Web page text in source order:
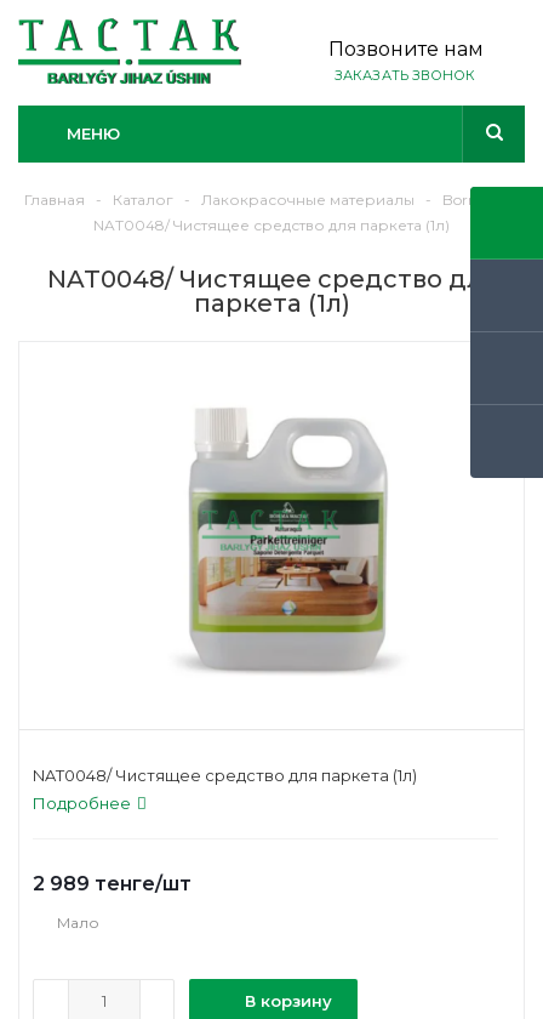
Позвоните нам
ЗАКАЗАТЬ ЗВОНОК
МЕНЮ
Главная - Каталог - Лакокрасочные материалы - Borma
NAT0048/ Чистящее средство для паркета (1л)
NAT0048/ Чистящее средство для
паркета (1л)
NAT0048/ Чистящее средство для паркета (1л)
Подробнее
2 989 тенге/шт
Мало
В корзину